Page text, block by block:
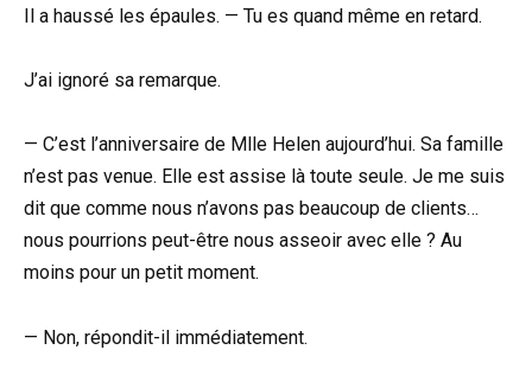
Il a haussé les épaules. — Tu es quand même en retard.
J’ai ignoré sa remarque.
— C’est l’anniversaire de Mlle Helen aujourd’hui. Sa famille
n’est pas venue. Elle est assise là toute seule. Je me suis
dit que comme nous n’avons pas beaucoup de clients…
nous pourrions peut-être nous asseoir avec elle ? Au
moins pour un petit moment.
— Non, répondit-il immédiatement.